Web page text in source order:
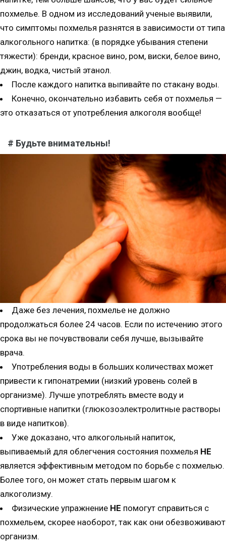
похмелье. В одном из исследований ученые выявили,
что симптомы похмелья разнятся в зависимости от типа
алкогольного напитка: (в порядке убывания степени
тяжести): бренди, красное вино, ром, виски, белое вино,
джин, водка, чистый этанол.
После каждого напитка выпивайте по стакану воды.
Конечно, окончательно избавить себя от похмелья —
это отказаться от употребления алкоголя вообще!
# Будьте внимательны!
Даже без лечения, похмелье не должно
продолжаться более 24 часов. Если по истечению этого
срока вы не почувствовали себя лучше, вызывайте
врача.
Употребления воды в больших количествах может
привести к гипонатремии (низкий уровень солей в
организме). Лучше употреблять вместе воду и
спортивные напитки (глюкозоэлектролитные растворы
в виде напитков).
Уже доказано, что алкогольный напиток,
выпиваемый для облегчения состояния похмелья НЕ
является эффективным методом по борьбе с похмелью.
Более того, он может стать первым шагом к
алкоголизму.
Физические упражнение НЕ помогут справиться с
похмельем, скорее наоборот, так как они обезвоживают
организм.